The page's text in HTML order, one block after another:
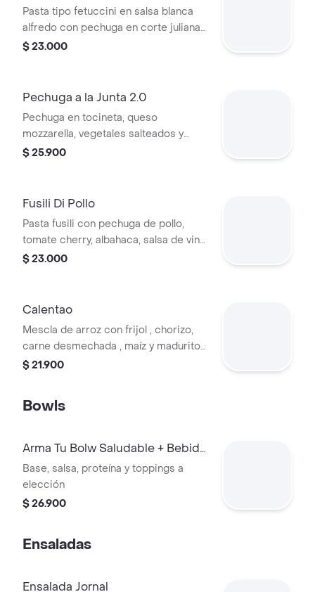
Pasta tipo fetuccini en salsa blanca
alfredo con pechuga en corte julianas,
queso parmesano y pan rústico.
$ 23.000
Pechuga a la Junta 2.0
Pechuga en tocineta, queso
mozzarella, vegetales salteados y
puré de papa.
$ 25.900
Fusili Di Pollo
Pasta fusili con pechuga de pollo,
tomate cherry, albahaca, salsa de vino
blanco, queso reinoso y tocineta.
$ 23.000
Calentao
Mescla de arroz con frijol , chorizo,
carne desmechada , maíz y madurito .
acompañado de huevo frito y arepa
$ 21.900
Bowls
Arma Tu Bolw Saludable + Bebida
de la Casa
Base, salsa, proteína y toppings a
elección
$ 26.900
Ensaladas
Ensalada Jornal